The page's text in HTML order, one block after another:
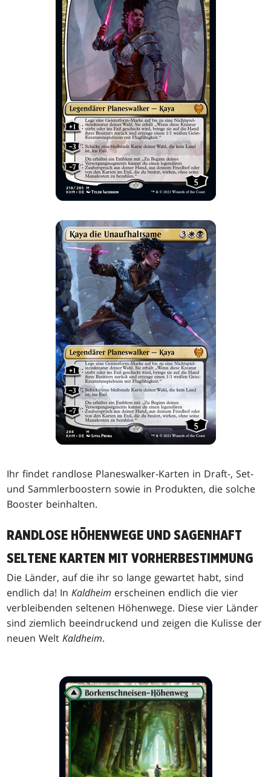
Ihr findet randlose Planeswalker-Karten in Draft-, Set-
und Sammlerboostern sowie in Produkten, die solche
Booster beinhalten.
RANDLOSE HÖHENWEGE UND SAGENHAFT
SELTENE KARTEN MIT VORHERBESTIMMUNG
Die Länder, auf die ihr so lange gewartet habt, sind
endlich da! InKaldheim erscheinen endlich die vier
verbleibenden seltenen Höhenwege. Diese vier Länder
sind ziemlich beeindruckend und zeigen die Kulisse der
neuen WeltKaldheim.